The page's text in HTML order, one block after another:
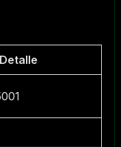
Detalle